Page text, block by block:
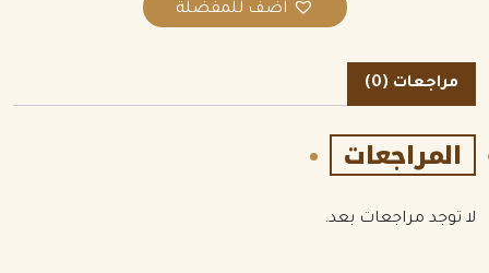
اضف للمفضلة
مراجعات (0)
المراجعات
لا توجد مراجعات بعد.